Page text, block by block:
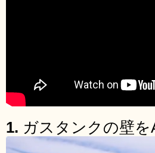
1. ガスタンクの壁